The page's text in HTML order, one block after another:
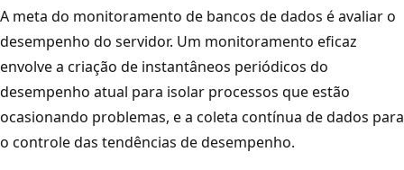
A meta do monitoramento de bancos de dados é avaliar o
desempenho do servidor. Um monitoramento eficaz
envolve a criação de instantâneos periódicos do
desempenho atual para isolar processos que estão
ocasionando problemas, e a coleta contínua de dados para
o controle das tendências de desempenho.